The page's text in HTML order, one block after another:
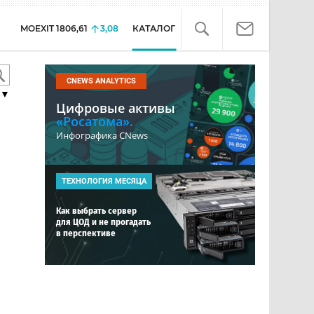
MOEXIT 1806,61 3,08 КАТАЛОГ
CNEWS ANALYTICS
Цифровые активы
«Росатома».
Инфографика CNews
ТЕХНОЛОГИЯ МЕСЯЦА
Как выбрать сервер
для ЦОД и не прогадать
в перспективе